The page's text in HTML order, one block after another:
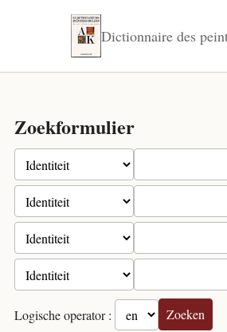
Dictionnaire des
Zoekformulier
Logische operator : Zoeken